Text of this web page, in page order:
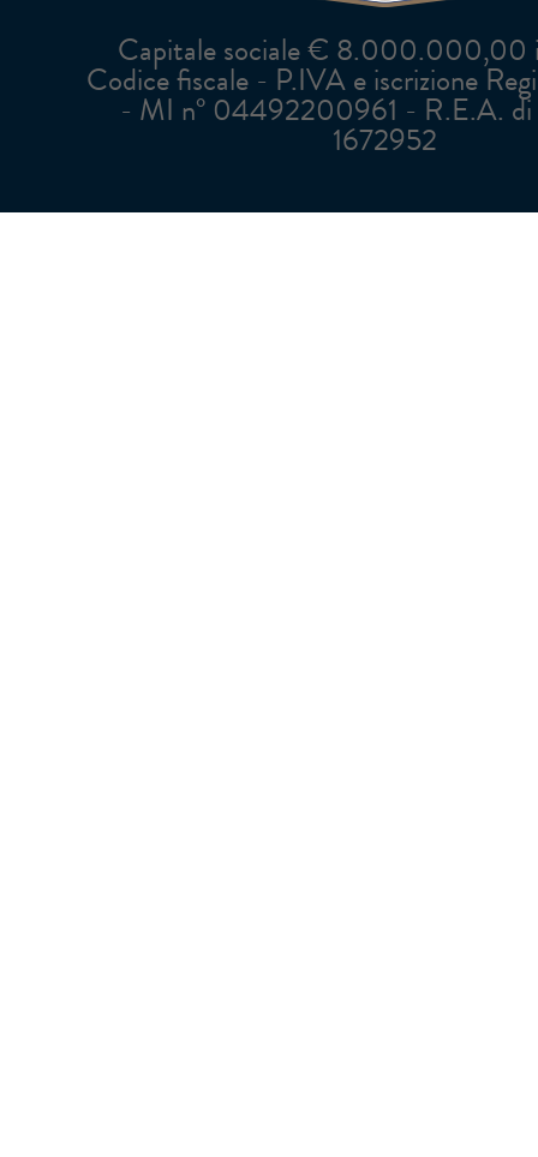
Capitale sociale € 8.000.000,00
Codice fiscale - P.IVA e iscrizione
- MI n° 04492200961 - R.E.A. di
1672952